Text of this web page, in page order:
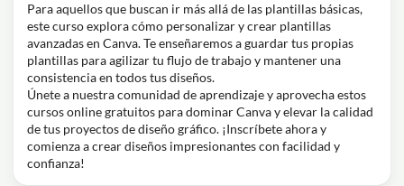
Para aquellos que buscan ir más allá de las plantillas básicas,
este curso explora cómo personalizar y crear plantillas
avanzadas en Canva. Te enseñaremos a guardar tus propias
plantillas para agilizar tu flujo de trabajo y mantener una
consistencia en todos tus diseños.
Únete a nuestra comunidad de aprendizaje y aprovecha estos
cursos online gratuitos para dominar Canva y elevar la calidad
de tus proyectos de diseño gráfico. ¡Inscríbete ahora y
comienza a crear diseños impresionantes con facilidad y
confianza!